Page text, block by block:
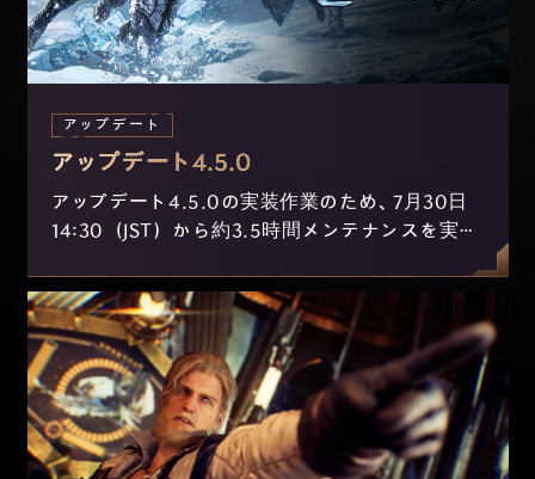
アップデート
アップデート4.5.0
アップデート4.5.0の実装作業のため、7月30日
14:30（JST）から約3.5時間メンテナンスを実施